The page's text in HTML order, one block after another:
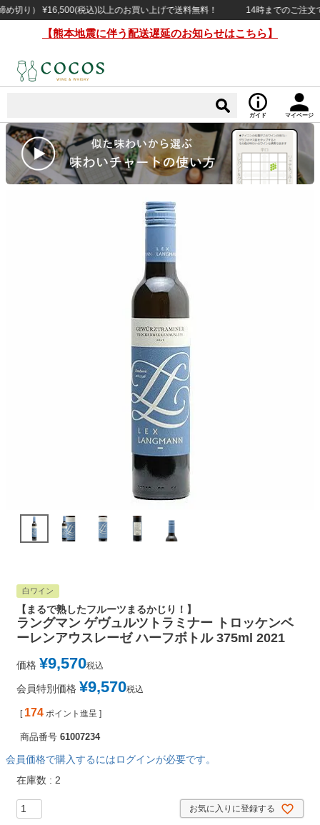
り） ¥16,500(税込)以上のお買い上げで送料無料！ 14時までのご注文で
【熊本地震に伴う配送遅延のお知らせはこちら】
ガイド マイページ
白ワイン
【まるで熟したフルーツまるかじり！】
ラングマン ゲヴュルツトラミナー トロッケンベ
ーレンアウスレーゼ ハーフボトル 375ml 2021
価格 ¥9,570税込
会員特別価格 ¥9,570税込
[ 174 ポイント進呈 ]
商品番号 61007234
会員価格で購入するにはログインが必要です。
在庫数
2
お気に入りに登録する